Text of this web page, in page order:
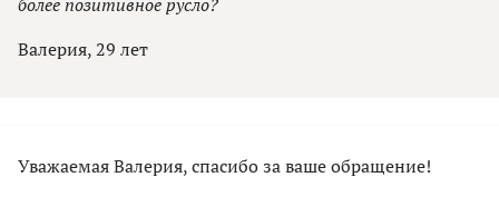
Валерия, 29 лет
Уважаемая Валерия, спасибо за ваше обращение!